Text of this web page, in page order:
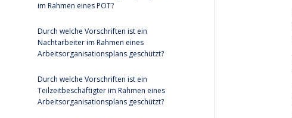
im Rahmen eines POT?
Durch welche Vorschriften ist ein
Nachtarbeiter im Rahmen eines
Arbeitsorganisationsplans geschützt?
Durch welche Vorschriften ist ein
Teilzeitbeschäftigter im Rahmen eines
Arbeitsorganisationsplans geschützt?